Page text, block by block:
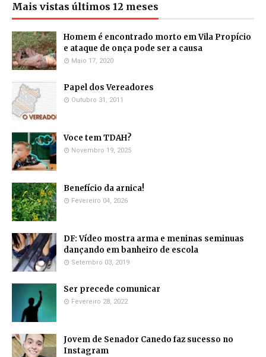
Mais vistas últimos 12 meses
Homem é encontrado morto em Vila Propício
e ataque de onça pode ser a causa
Maio 17, 2020
Papel dos Vereadores
Outubro 31, 2011
Voce tem TDAH?
Novembro 19, 2025
Benefício da arnica!
Fevereiro 04, 2026
DF: Vídeo mostra arma e meninas seminuas
dançando em banheiro de escola
Setembro 03, 2019
Ser precede comunicar
Fevereiro 28, 2022
Jovem de Senador Canedo faz sucesso no
Instagram